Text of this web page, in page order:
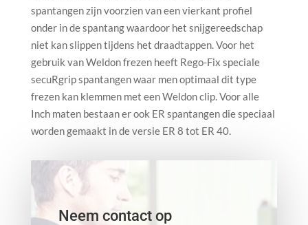
spantangen zijn voorzien van een vierkant profiel
onder in de spantang waardoor het snijgereedschap
niet kan slippen tijdens het draadtappen. Voor het
gebruik van Weldon frezen heeft Rego-Fix speciale
secuRgrip spantangen waar men optimaal dit type
frezen kan klemmen met een Weldon clip. Voor alle
Inch maten bestaan er ook ER spantangen die speciaal
worden gemaakt in de versie ER 8 tot ER 40.
Neem contact op